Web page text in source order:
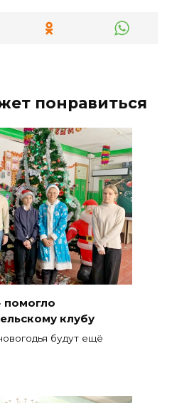
понравиться
клубу
будут ещё